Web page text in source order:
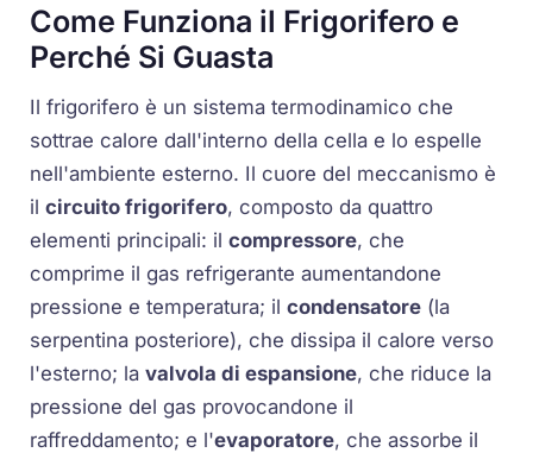
Come Funziona il Frigorifero e
Perché Si Guasta
Il frigorifero è un sistema termodinamico che
sottrae calore dall'interno della cella e lo espelle
nell'ambiente esterno. Il cuore del meccanismo è
ilcircuito frigorifero, composto da quattro
elementi principali: ilcompressore, che
comprime il gas refrigerante aumentandone
pressione e temperatura; ilcondensatore (la
serpentina posteriore), che dissipa il calore verso
l'esterno; lavalvola di espansione, che riduce la
pressione del gas provocandone il
raffreddamento; e l'evaporatore, che assorbe il